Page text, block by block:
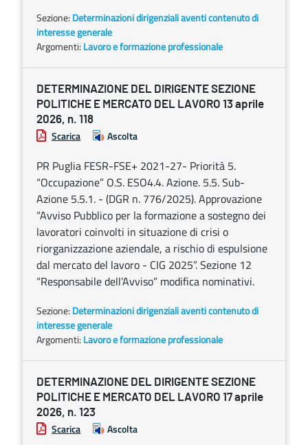
Sezione: Determinazioni dirigenziali aventi contenuto di
interesse generale
Argomenti: Lavoro e formazione professionale
DETERMINAZIONE DEL DIRIGENTE SEZIONE
POLITICHE E MERCATO DEL LAVORO 13 aprile
2026, n. 118
Scarica Ascolta
PR Puglia FESR-FSE+ 2021-27- Priorità 5.
“Occupazione” O.S. ESO4.4. Azione. 5.5. Sub-
Azione 5.5.1. - (DGR n. 776/2025). Approvazione
“Avviso Pubblico per la formazione a sostegno dei
lavoratori coinvolti in situazione di crisi o
riorganizzazione aziendale, a rischio di espulsione
dal mercato del lavoro - CIG 2025”. Sezione 12
“Responsabile dell’Avviso” modifica nominativi.
Sezione: Determinazioni dirigenziali aventi contenuto di
interesse generale
Argomenti: Lavoro e formazione professionale
DETERMINAZIONE DEL DIRIGENTE SEZIONE
POLITICHE E MERCATO DEL LAVORO 17 aprile
2026, n. 123
Scarica Ascolta